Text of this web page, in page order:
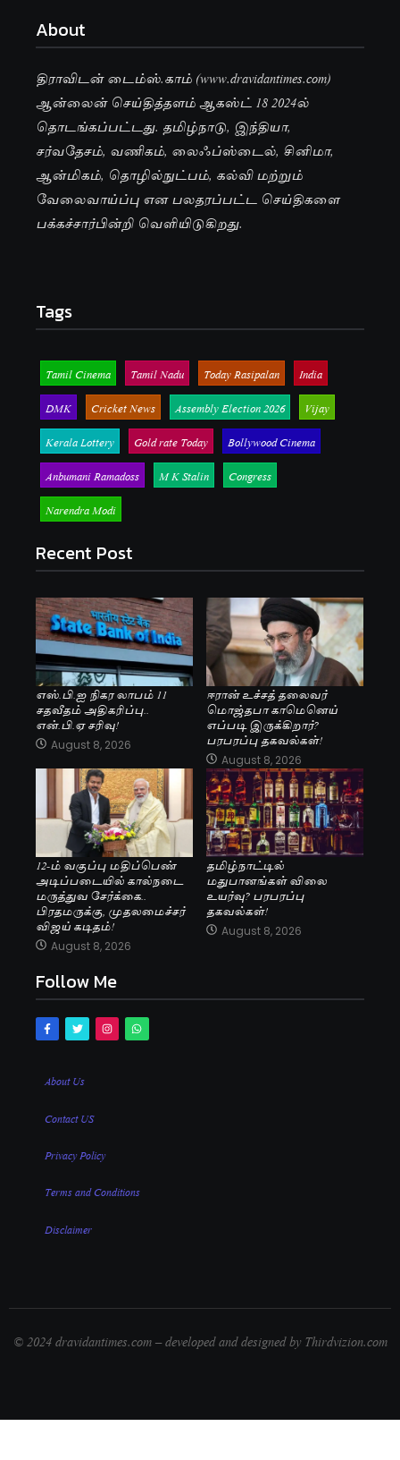
About
திராவிடன் டைம்ஸ்.காம் (www.dravidantimes.com)
ஆன்லைன் செய்தித்தளம் ஆகஸ்ட் 18 2024ல்
தொடங்கப்பட்டது. தமிழ்நாடு, இந்தியா,
சர்வதேசம், வணிகம், லைஃப்ஸ்டைல், சினிமா,
ஆன்மிகம், தொழில்நுட்பம், கல்வி மற்றும்
வேலைவாய்ப்பு என பலதரப்பட்ட செய்திகளை
பக்கச்சார்பின்றி வெளியிடுகிறது.
Tags
Tamil Cinema Tamil Nadu Today Rasipalan
India
DMK
Cricket News Assembly Election 2026
Vijay
Kerala Lottery
Gold rate Today
Bollywood Cinema
Anbumani Ramadoss
M K Stalin
Congress
Narendra Modi
Recent Post
எஸ்.பி.ஐ நிகர லாபம் 11
சதவீதம் அதிகரிப்பு..
என்.பி.ஏ சரிவு!
August 8, 2026
ஈரான் உச்சத் தலைவர்
மொஜ்தபா காமெனெய்
எப்படி இருக்கிறார்?
பரபரப்பு தகவல்கள்!
August 8, 2026
12-ம் வகுப்பு மதிப்பெண்
அடிப்படையில் கால்நடை
மருத்துவ சேர்க்கை..
பிரதமருக்கு, முதலமைச்சர்
விஜய் கடிதம்!
August 8, 2026
தமிழ்நாட்டில்
மதுபானங்கள் விலை
உயர்வு? பரபரப்பு
தகவல்கள்!
August 8, 2026
Follow Me
About Us
Contact US
Privacy Policy
Terms and Conditions
Disclaimer
© 2024 dravidantimes.com – developed and designed by Thirdvizion.com